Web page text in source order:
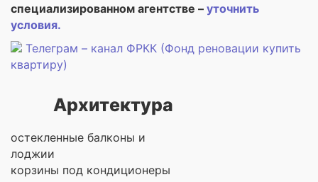
специализированном агентстве – уточнить
условия.
Телеграм – канал ФРКК (Фонд реновации купить
квартиру)
Архитектура
остекленные балконы и
лоджии
корзины под кондиционеры